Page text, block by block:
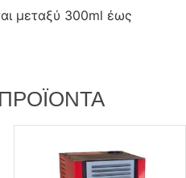
μεταξύ 300ml έως